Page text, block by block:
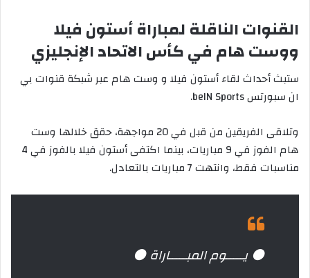
القنوات الناقلة لمباراة أستون فيلا
ووست هام في كأس الاتحاد الإنجليزي
ستبث أحداث لقاء أستون فيلا و وست هام عبر شبكة قنوات بي
ان سبورتس beIN Sports.
وتلاقى الفريقين من قبل في 20 مواجهة، حقق خلالها وست
هام الفوز في 9 مباريات، بينما اكتفى أستون فيلا بالفوز في 4
مناسبات فقط، وانتهت 7 مباريات بالتعادل.
⚫️ يـــــوم المبـــــاراة ⚫️